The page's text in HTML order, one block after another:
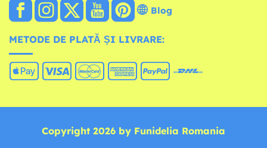
Blog
METODE DE PLATĂ ȘI LIVRARE:
Copyright 2026 by Funidelia Romania